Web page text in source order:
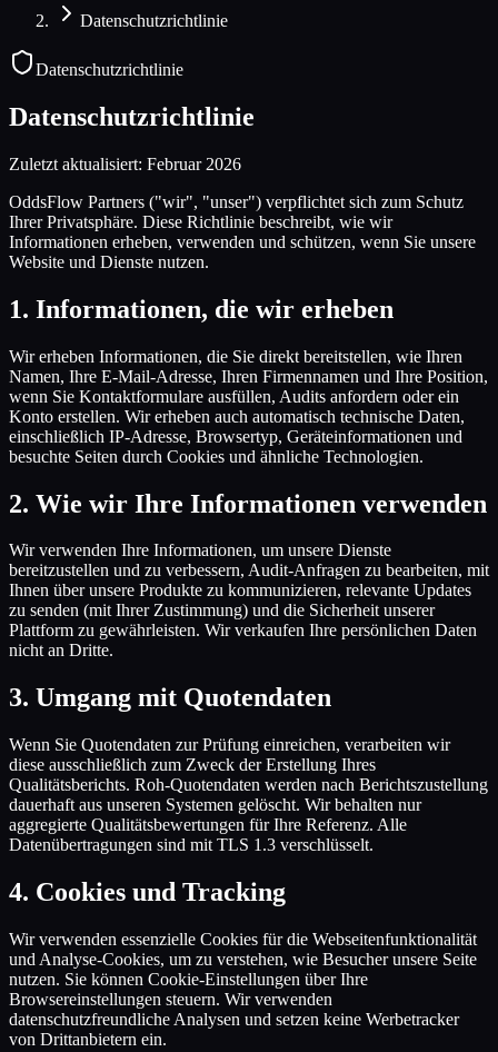
Datenschutzrichtlinie
Datenschutzrichtlinie
Datenschutzrichtlinie
Zuletzt aktualisiert: Februar 2026
OddsFlow Partners ("wir", "unser") verpflichtet sich zum Schutz
Ihrer Privatsphäre. Diese Richtlinie beschreibt, wie wir
Informationen erheben, verwenden und schützen, wenn Sie unsere
Website und Dienste nutzen.
1. Informationen, die wir erheben
Wir erheben Informationen, die Sie direkt bereitstellen, wie Ihren
Namen, Ihre E-Mail-Adresse, Ihren Firmennamen und Ihre Position,
wenn Sie Kontaktformulare ausfüllen, Audits anfordern oder ein
Konto erstellen. Wir erheben auch automatisch technische Daten,
einschließlich IP-Adresse, Browsertyp, Geräteinformationen und
besuchte Seiten durch Cookies und ähnliche Technologien.
2. Wie wir Ihre Informationen verwenden
Wir verwenden Ihre Informationen, um unsere Dienste
bereitzustellen und zu verbessern, Audit-Anfragen zu bearbeiten, mit
Ihnen über unsere Produkte zu kommunizieren, relevante Updates
zu senden (mit Ihrer Zustimmung) und die Sicherheit unserer
Plattform zu gewährleisten. Wir verkaufen Ihre persönlichen Daten
nicht an Dritte.
3. Umgang mit Quotendaten
Wenn Sie Quotendaten zur Prüfung einreichen, verarbeiten wir
diese ausschließlich zum Zweck der Erstellung Ihres
Qualitätsberichts. Roh-Quotendaten werden nach Berichtszustellung
dauerhaft aus unseren Systemen gelöscht. Wir behalten nur
aggregierte Qualitätsbewertungen für Ihre Referenz. Alle
Datenübertragungen sind mit TLS 1.3 verschlüsselt.
4. Cookies und Tracking
Wir verwenden essenzielle Cookies für die Webseitenfunktionalität
und Analyse-Cookies, um zu verstehen, wie Besucher unsere Seite
nutzen. Sie können Cookie-Einstellungen über Ihre
Browsereinstellungen steuern. Wir verwenden
datenschutzfreundliche Analysen und setzen keine Werbetracker
von Drittanbietern ein.